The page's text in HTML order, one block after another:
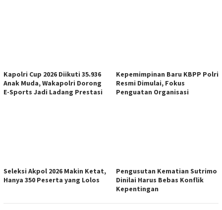
Kapolri Cup 2026 Diikuti 35.936
Anak Muda, Wakapolri Dorong
E-Sports Jadi Ladang Prestasi
Kepemimpinan Baru KBPP Polri
Resmi Dimulai, Fokus
Penguatan Organisasi
Seleksi Akpol 2026 Makin Ketat,
Hanya 350 Peserta yang Lolos
Pengusutan Kematian Sutrimo
Dinilai Harus Bebas Konflik
Kepentingan